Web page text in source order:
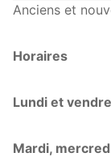
Anciens et
Horaires
Lundi et
Mardi,